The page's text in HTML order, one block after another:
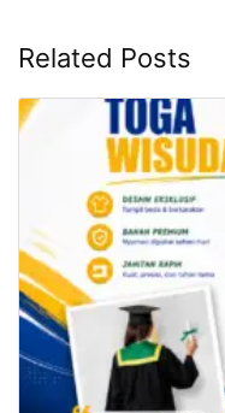
Related Posts